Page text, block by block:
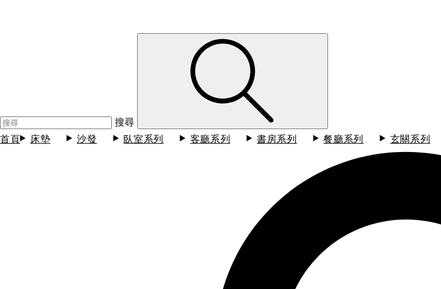
搜尋
首頁
床墊 沙發 臥室系列 客廳系列 書房系列 餐廳系列 玄關系列